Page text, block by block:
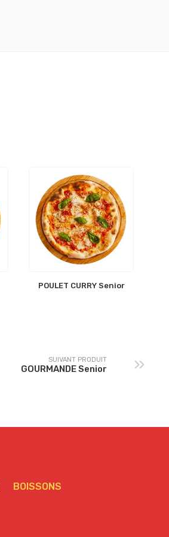
POULET CURRY Senior
SUIVANT PRODUIT
GOURMANDE Senior
BOISSONS